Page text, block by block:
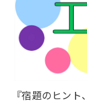
『宿題のヒント